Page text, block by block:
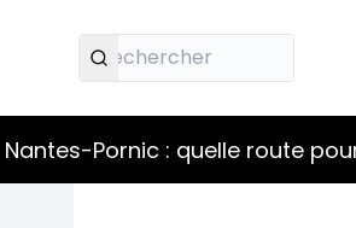
Nantes-Pornic : quelle route